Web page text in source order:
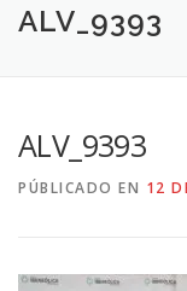
LA VUELTA
ALV_9393
ALV_9393
PÚBLICADO EN 12